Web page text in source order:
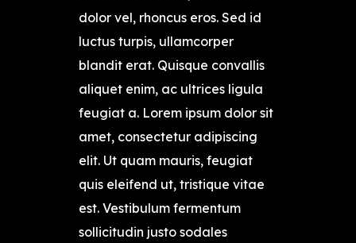
dolor vel, rhoncus eros. Sed id
luctus turpis, ullamcorper
blandit erat. Quisque convallis
aliquet enim, ac ultrices ligula
feugiat a. Lorem ipsum dolor sit
amet, consectetur adipiscing
elit. Ut quam mauris, feugiat
quis eleifend ut, tristique vitae
est. Vestibulum fermentum
sollicitudin justo sodales